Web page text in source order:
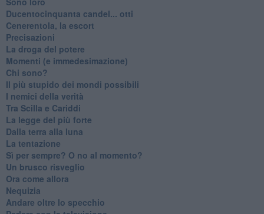
Ducentocinquanta candel... otti
Cenerentola, la escort
Precisazioni
La droga del potere
Momenti (e immedesimazione)
Chi sono?
Il più stupido dei mondi possibili
I nemici della verità
Tra Scilla e Cariddi
La legge del più forte
Dalla terra alla luna
La tentazione
​Sì per sempre? O no al momento?
Un brusco risveglio
Ora come allora
Nequizia
Andare oltre lo specchio